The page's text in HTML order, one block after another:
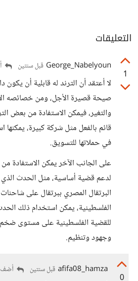
التعليقات
1
George_Nabelyoun قبل سنتين
لا أعتقد أن الترند له قابلية أن يكون
صيحة قصيرة الأجل، ومن خصائصه
والتغير، فيمكن الاستفادة من بعض
قائم بالفعل مثل شركة كبيرة، يمكنها
في حملاتها للتسويق.
على الجانب الآخر يمكن الاستفادة
لدعم قضية أساسية، مثل الحدث
البرتقال المصري ببرتقال على
الفلسطينية، يمكن استخدام ذلك
للقضية الفلسطينية على مستوى
وجهود وتنظيم.
0
afifa08_hamza قبل سنتين أضف